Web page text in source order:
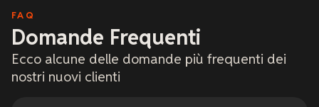
FAQ
Domande Frequenti
Ecco alcune delle domande più frequenti dei
nostri nuovi clienti